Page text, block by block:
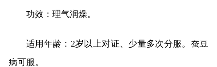
功效：理气润燥。
适用年龄：2岁以上对证、少量多次分服。蚕豆
病可服。